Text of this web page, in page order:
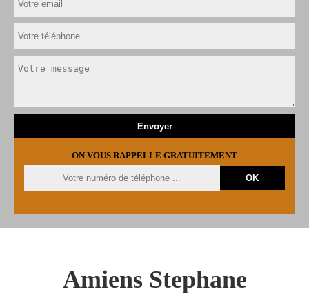
ON VOUS RAPPELLE GRATUITEMENT
Amiens Stephane